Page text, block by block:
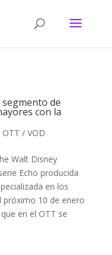
de
con la
OTT / VOD
Walt Disney
Echo producida
en los
próximo 10 de enero
en el OTT se